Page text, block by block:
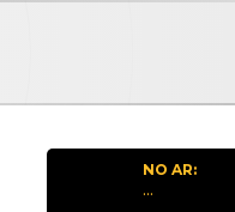
NO AR:
...